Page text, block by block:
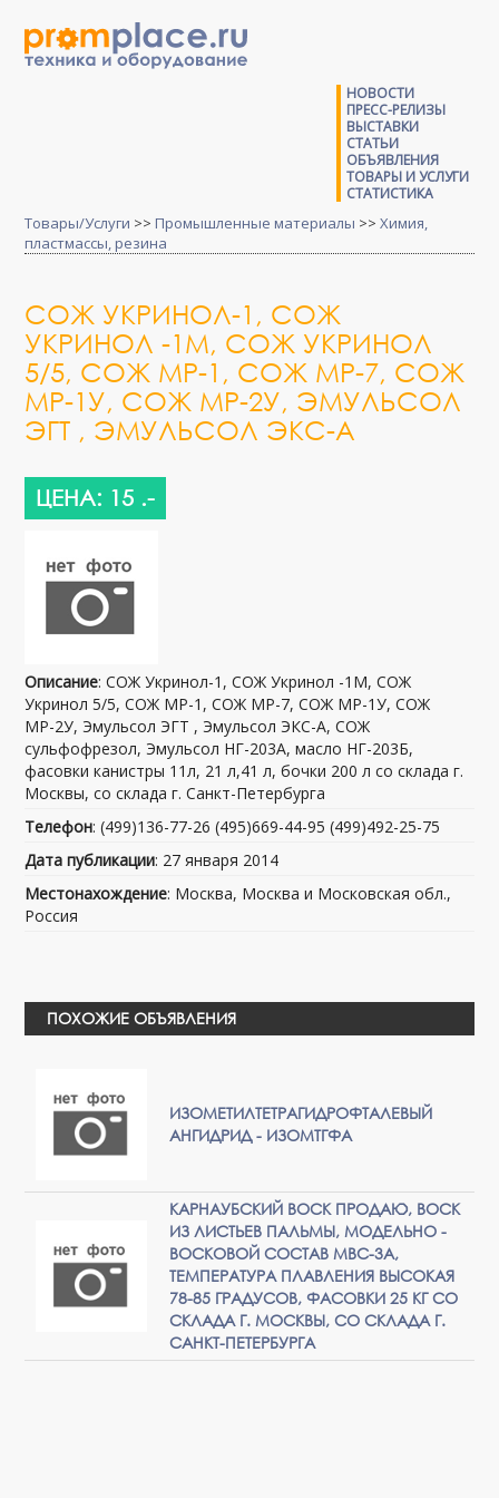
НОВОСТИ
ПРЕСС-РЕЛИЗЫ
ВЫСТАВКИ
СТАТЬИ
ОБЪЯВЛЕНИЯ
ТОВАРЫ И УСЛУГИ
СТАТИСТИКА
Товары/Услуги >> Промышленные материалы >>Химия,
пластмассы, резина
СОЖ УКРИНОЛ-1, СОЖ
УКРИНОЛ -1М, СОЖ УКРИНОЛ
5/5, СОЖ МР-1, СОЖ МР-7, СОЖ
МР-1У, СОЖ МР-2У, ЭМУЛЬСОЛ
ЭГТ , ЭМУЛЬСОЛ ЭКС-А
ЦЕНА: 15 .-
Описание: СОЖ Укринол-1, СОЖ Укринол -1М, СОЖ
Укринол 5/5, СОЖ МР-1, СОЖ МР-7, СОЖ МР-1У, СОЖ
МР-2У, Эмульсол ЭГТ , Эмульсол ЭКС-А, СОЖ
сульфофрезол, Эмульсол НГ-203А, масло НГ-203Б,
фасовки канистры 11л, 21 л,41 л, бочки 200 л со склада г.
Москвы, со склада г. Санкт-Петербурга
Телефон: (499)136-77-26 (495)669-44-95 (499)492-25-75
Дата публикации: 27 января 2014
Местонахождение: Москва, Москва и Московская обл.,
Россия
ПОХОЖИЕ ОБЪЯВЛЕНИЯ
ИЗОМЕТИЛТЕТРАГИДРОФТАЛЕВЫЙ
АНГИДРИД - ИЗОМТГФА
КАРНАУБСКИЙ ВОСК ПРОДАЮ, ВОСК
ИЗ ЛИСТЬЕВ ПАЛЬМЫ, МОДЕЛЬНО -
ВОСКОВОЙ СОСТАВ МВС-3А,
ТЕМПЕРАТУРА ПЛАВЛЕНИЯ ВЫСОКАЯ
78-85 ГРАДУСОВ, ФАСОВКИ 25 КГ СО
СКЛАДА Г. МОСКВЫ, СО СКЛАДА Г.
САНКТ-ПЕТЕРБУРГА